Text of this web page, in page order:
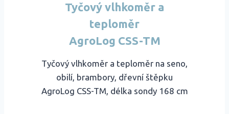
Tyčový vlhkoměr a
teploměr
AgroLog CSS-TM
Tyčový vlhkoměr a teploměr na seno,
obilí, brambory, dřevní štěpku
AgroLog CSS-TM, délka sondy 168 cm